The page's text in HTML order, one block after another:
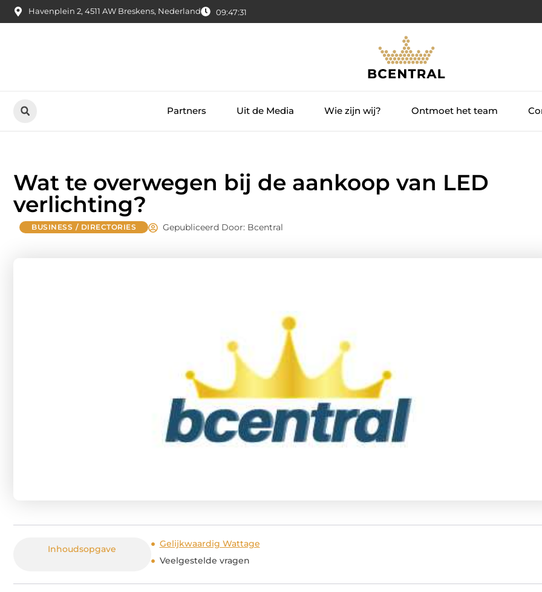
Havenplein 2, 4511 AW Breskens, Nederland 09:47:32
Partners Uit de Media Wie zijn wij? Ontmoet het team
Wat te overwegen bij de aankoop van LED
verlichting?
BUSINESS / DIRECTORIES Gepubliceerd Door: Bcentral
Inhoudsopgave
Gelijkwaardig Wattage
Veelgestelde vragen